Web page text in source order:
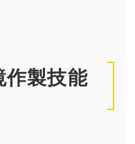
作製技能